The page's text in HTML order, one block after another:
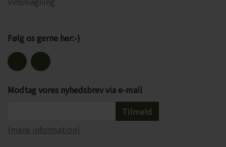
Følg os gerne her:-)
Modtag vores nyhedsbrev via e-mail
Tilmeld
(mere information)